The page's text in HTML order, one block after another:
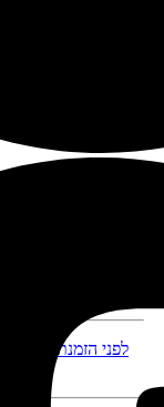
לפני הזמנת טיסות,